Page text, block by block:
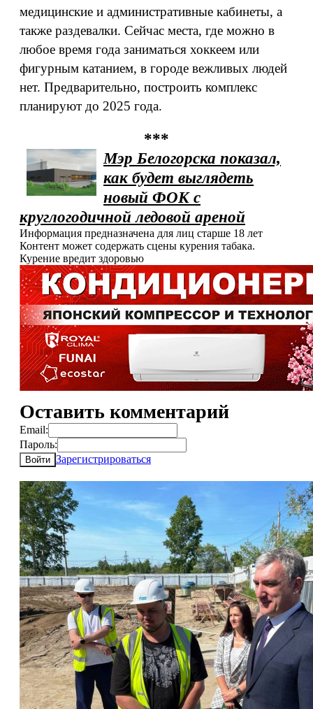
медицинские и административные кабинеты, а
также раздевалки. Сейчас места, где можно в
любое время года заниматься хоккеем или
фигурным катанием, в городе вежливых людей
нет. Предварительно, построить комплекс
планируют до 2025 года.
***
Мэр Белогорска показал,
как будет выглядеть
новый ФОК с
круглогодичной ледовой ареной
Информация предназначена для лиц старше 18 лет
Контент может содержать сцены курения табака.
Курение вредит здоровью
Оставить комментарий
Email:
Пароль:
Войти Зарегистрироваться